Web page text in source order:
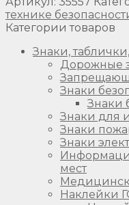
технике
Категории товаров
Знаки,
Дорожные
Знаки
Знаки
Знаки для
Знаки
Знаки
мест
Наклейки